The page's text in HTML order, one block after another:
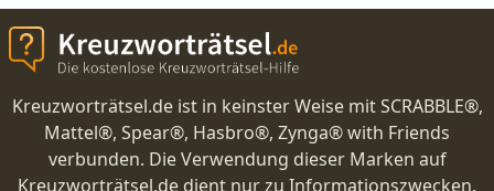
Kreuzworträtsel.de ist in keinster Weise mit SCRABBLE®,
Mattel®, Spear®, Hasbro®, Zynga® with Friends
verbunden. Die Verwendung dieser Marken auf
Kreuzworträtsel.de dient nur zu Informationszwecken.